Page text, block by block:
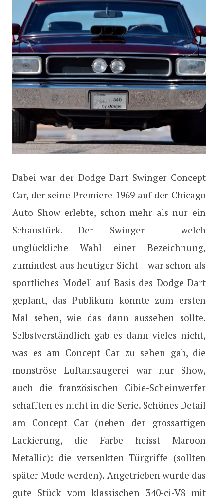
Dabei war der Dodge Dart Swinger Concept
Car, der seine Premiere 1969 auf der Chicago
Auto Show erlebte, schon mehr als nur ein
Schaustück. Der Swinger – welch
unglückliche Wahl einer Bezeichnung,
zumindest aus heutiger Sicht – war schon als
sportliches Modell auf Basis des Dodge Dart
geplant, das Publikum konnte zum ersten
Mal sehen, wie das dann aussehen sollte.
Selbstverständlich gab es dann vieles nicht,
was es am Concept Car zu sehen gab, die
monströse Luftansaugerei war nur Show,
auch die französischen Cibie-Scheinwerfer
schafften es nicht in die Serie. Schönes Detail
am Concept Car (neben der grossartigen
Lackierung, die Farbe heisst Maroon
Metallic): die versenkten Türgriffe (sollten
später Mode werden). Angetrieben wurde das
gute Stück vom klassischen 340-ci-V8 mit